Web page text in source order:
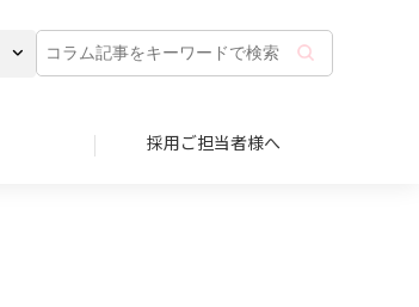
コ
ラ
ム
採用ご担当者様へ